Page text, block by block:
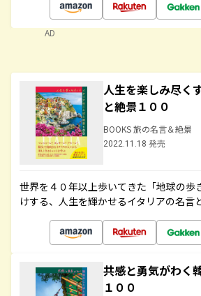
AD
人生を楽しみ尽く
と絶景１００
BOOKS 旅の名言＆絶景
2022.11.18 発売
世界を４０年以上歩いてきた「地球の歩
けする、人生を輝かせるイタリアの名言
共感と勇気がわく
１００